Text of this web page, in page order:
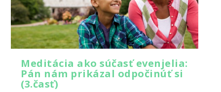
Meditácia ako súčasť evenjelia:
Pán nám prikázal odpočinúť si
(3.časť)